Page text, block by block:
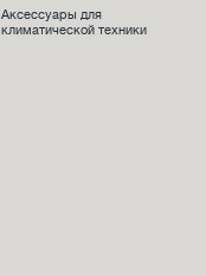
Аксессуары для
климатической техники